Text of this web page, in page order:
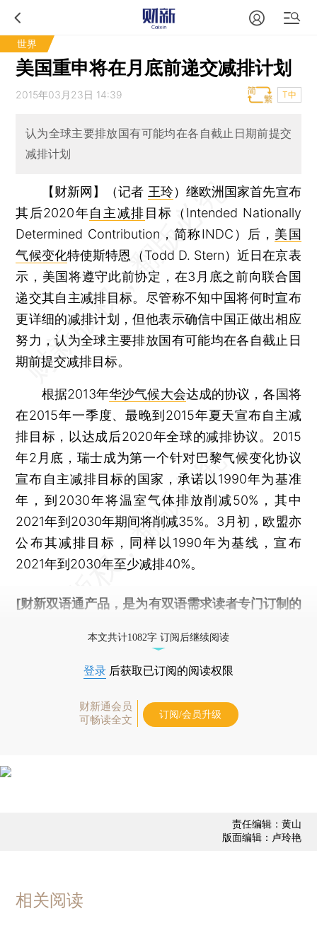
世界
美国重申将在月底前递交减排计划
2015年03月23日 14:39 T中
认为全球主要排放国有可能均在各自截止日期前提交
减排计划
【财新网】（记者 王玲） 继欧洲国家首先宣布
其后2020年自主减排目标（Intended Nationally
Determined Contribution，简称INDC）后， 美国
气候变化特使斯特恩（Todd D. Stern）近日在京表
示，美国将遵守此前协定，在3月底之前向联合国
递交其自主减排目标。尽管称不知中国将何时宣布
更详细的减排计划，但他表示确信中国正做出相应
努力，认为全球主要排放国有可能均在各自截止日
期前提交减排目标。
根据2013年华沙气候大会达成的协议，各国将
在2015年一季度、最晚到2015年夏天宣布自主减
排目标，以达成后2020年全球的减排协议。2015
年2月底，瑞士成为第一个针对巴黎气候变化协议
宣布自主减排目标的国家，承诺以1990年为基准
年，到2030年将温室气体排放削减50%，其中
2021年到2030年期间将削减35%。3月初，欧盟亦
公布其减排目标，同样以1990年为基线，宣布
2021年到2030年至少减排40%。
[财新双语通产品，是为有双语需求读者专门订制的
本文共计1082字 订阅后继续阅读
登录 后获取已订阅的阅读权限
财新通会员
可畅读全文
订阅/会员升级
责任编辑：黄山
版面编辑：卢玲艳
相关阅读